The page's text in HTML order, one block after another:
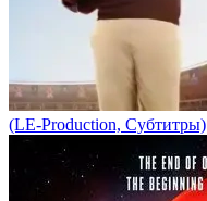
(LE-Production, Субтитры)